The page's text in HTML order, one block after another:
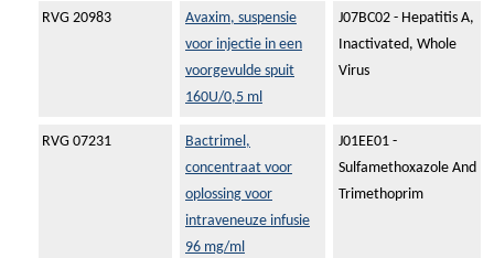
RVG 20983
Avaxim, suspensie
voor injectie in een
voorgevulde spuit
160U/0,5 ml
J07BC02 - Hepatitis A,
Inactivated, Whole
Virus
RVG 07231
Bactrimel,
concentraat voor
oplossing voor
intraveneuze infusie
96 mg/ml
J01EE01 -
Sulfamethoxazole And
Trimethoprim